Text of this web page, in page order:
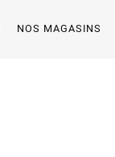
NOS MAGASINS